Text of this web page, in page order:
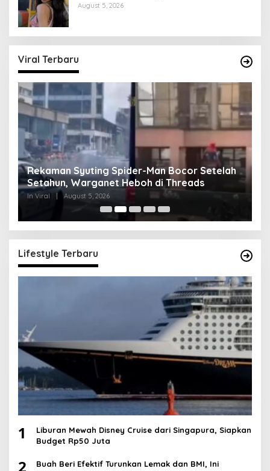
August 5, 2026
Viral Terbaru
Rekaman Syuting Spider-Man Bocor Setelah
Setahun, Warganet Heboh di Threads
In Viral | August 5, 2026
Lifestyle Terbaru
1
Liburan Mewah Disney Cruise dari Singapura, Siapkan
Budget Rp50 Juta
2
Buah Beri Efektif Turunkan Lemak dan BMI, Ini